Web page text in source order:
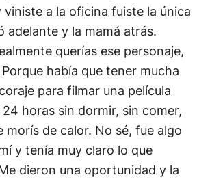
viniste a la oficina fuiste la única
adelante y la mamá atrás.
querías ese personaje,
había que tener mucha
para filmar una película
horas sin dormir, sin comer,
de calor. No sé, fue algo
y tenía muy claro lo que
dieron una oportunidad y la